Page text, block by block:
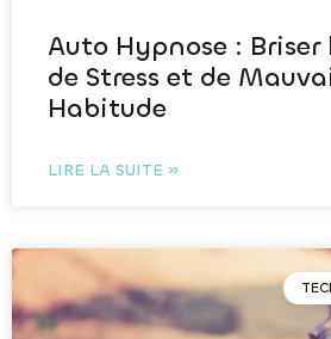
Auto Hypnose : Briser
de Stress et de
Habitude
LIRE LA SUITE »